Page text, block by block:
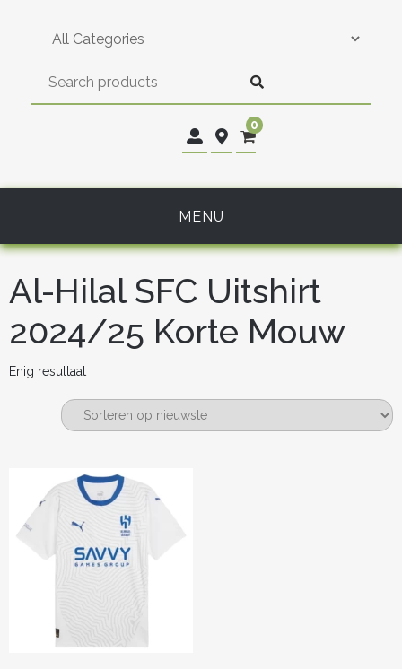
0
MENU
Al-Hilal SFC Uitshirt
2024/25 Korte Mouw
Enig resultaat